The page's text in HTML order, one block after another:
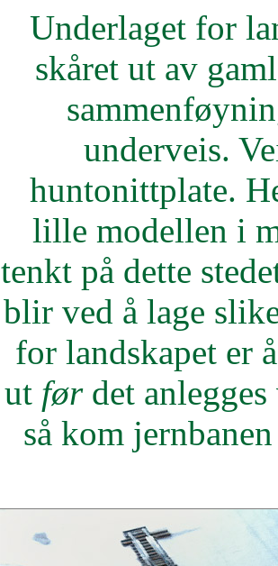
Underlaget for
skåret ut av
underveis.
huntonittplate.
lille modellen i
tenkt på dette
blir ved å lage
for landskapet er
ut førdet anlegges
så kom